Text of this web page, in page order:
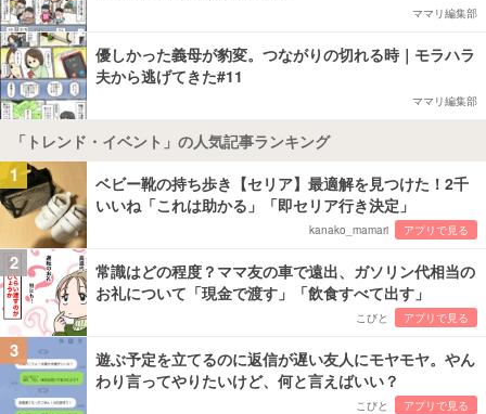
ママリ編集部
優しかった義母が豹変。つながりの切れる時｜モラハラ
夫から逃げてきた#11
ママリ編集部
「トレンド・イベント」の人気記事ランキング
1
ベビー靴の持ち歩き【セリア】最適解を見つけた！2千
いいね「これは助かる」「即セリア行き決定」
kanako_mamari アプリで見る
2
常識はどの程度？ママ友の車で遠出、ガソリン代相当の
お礼について「現金で渡す」「飲食すべて出す」
こびと アプリで見る
3
遊ぶ予定を立てるのに返信が遅い友人にモヤモヤ。やん
わり言ってやりたいけど、何と言えばいい？
こびと アプリで見る